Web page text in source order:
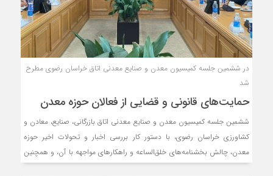
در ششمین جلسه کمیسیون معدن و صنایع معدنی اتاق خراسان رضوی مطرح
شد
حمایت‌های قانونی و قضایی از فعالان حوزه معدن
ششمین جلسه کمیسیون معدن و صنایع معدنی اتاق بازرگانی، صنایع، معادن و
کشاورزی خراسان رضوی، با دستور کار بررسی اخبار و تحولات اخیر حوزه
معدن، چالش بخشنامه‌های خلق‌الساعه و راهکارهای مواجهه با آن، و همچنین